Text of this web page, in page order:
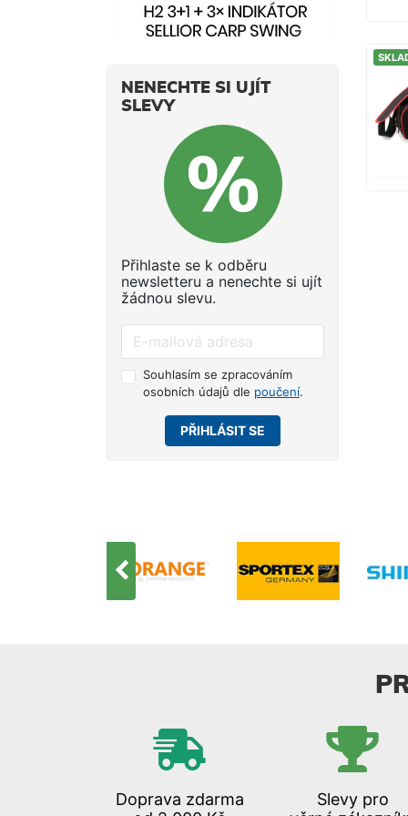
NENECHTE SI UJÍT
SLEVY
Přihlaste se k odběru
newsletteru a nenechte si ujít
žádnou slevu.
Souhlasím se zpracováním
osobních údajů dle poučení.
PŘIHLÁSIT SE
Doprava zdarma
Slevy pro